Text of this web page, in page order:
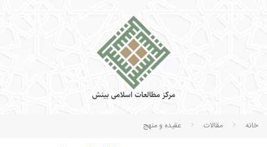
خانه مقالات عقیده و منهج